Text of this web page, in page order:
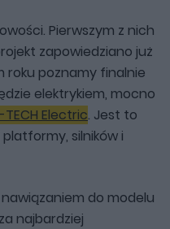
Pierwszym z nich
zapowiedziano już
roku poznamy finalnie
elektrykiem, mocno
Electric. Jest to
silników i
do modelu
najbardziej